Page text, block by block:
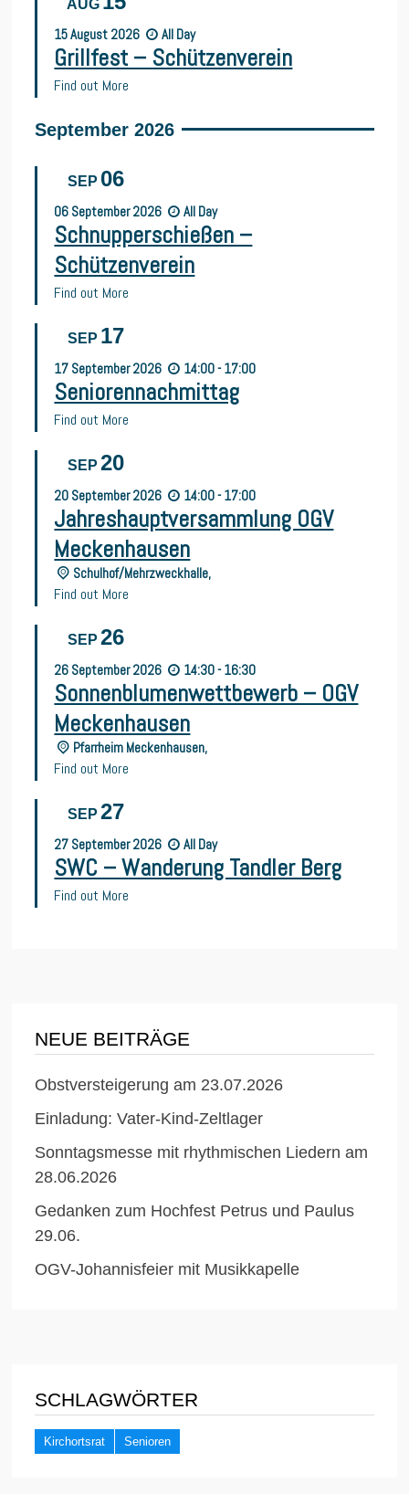
AUG
15August 2026 All Day
Grillfest – Schützenverein
Find out More
September 2026
SEP 06
06 September2026 All Day
Schnupperschießen –
Schützenverein
Find out More
SEP 17
17 September2026 14:00 - 17:00
Seniorennachmittag
Find out More
SEP 20
20 September2026 14:00 - 17:00
Jahreshauptversammlung OGV
Meckenhausen
Schulhof/Mehrzweckhalle,
Find out More
SEP 26
26 September2026 14:30 - 16:30
Sonnenblumenwettbewerb – OGV
Meckenhausen
Pfarrheim Meckenhausen,
Find out More
SEP 27
27 September2026 All Day
SWC – Wanderung Tandler Berg
Find out More
NEUE BEITRÄGE
Obstversteigerung am 23.07.2026
Einladung: Vater-Kind-Zeltlager
Sonntagsmesse mit rhythmischen Liedern am
28.06.2026
Gedanken zum Hochfest Petrus und Paulus
29.06.
OGV-Johannisfeier mit Musikkapelle
SCHLAGWÖRTER
Kirchortsrat Senioren